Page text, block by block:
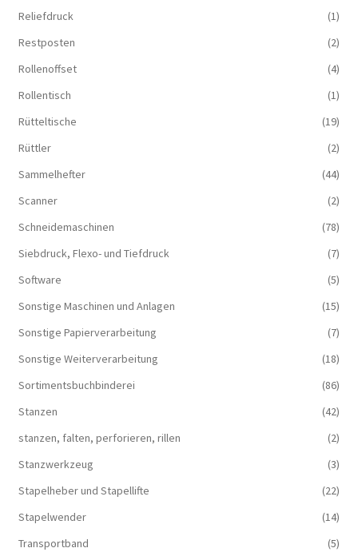
Reliefdruck
(1)
Restposten
(2)
Rollenoffset
(4)
Rollentisch
(1)
Rütteltische
(19)
Rüttler
(2)
Sammelhefter
(44)
Scanner
(2)
Schneidemaschinen
(78)
Siebdruck, Flexo- und Tiefdruck
(7)
Software
(5)
Sonstige Maschinen und Anlagen
(15)
Sonstige Papierverarbeitung
(7)
Sonstige Weiterverarbeitung
(18)
Sortimentsbuchbinderei
(86)
Stanzen
(42)
stanzen, falten, perforieren, rillen
(2)
Stanzwerkzeug
(3)
Stapelheber und Stapellifte
(22)
Stapelwender
(14)
Transportband
(5)